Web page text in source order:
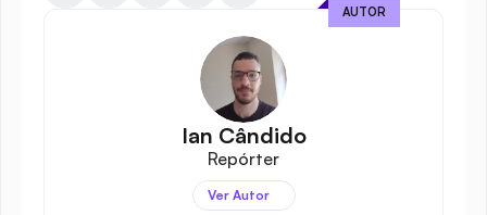
Ian Cândido
Repórter
Ver Autor
AUTOR